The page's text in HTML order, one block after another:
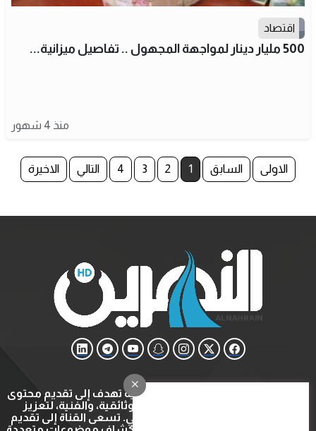
اقتصاد
500 مليار دينار لمواجهة المجهول .. تفاصيل ميزانية...
منذ 4 شهور
الاولى السابق 1
2
3
4 التالي الاخيرة
قناة النهرين هي قناة ثقافية وتعليمية تهدف إلى تقديم محتوى
متنوع يشمل البرامج التعليمية، الوثائقية، والفنية، لتعزيز
المعرفة والتثقيف في المجتمع العربي. تسعى القناة إلى تقديم